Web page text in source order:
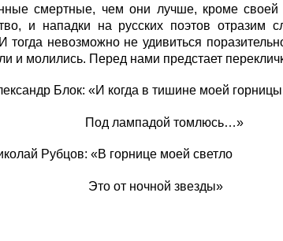
смертные, чем они лучше, кроме
и нападки на русских поэтов отразим
тогда невозможно не удивиться
и молились. Перед нами предстает
Блок: «И когда в тишине моей горницы
томлюсь…»
Рубцов: «В горнице моей светло
ночной звезды»